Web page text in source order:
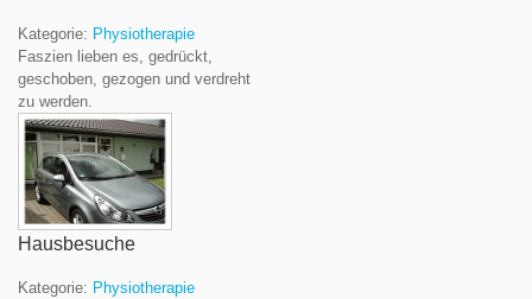
Kategorie: Physiotherapie
Faszien lieben es, gedrückt,
geschoben, gezogen und verdreht
zu werden.
Hausbesuche
Kategorie: Physiotherapie